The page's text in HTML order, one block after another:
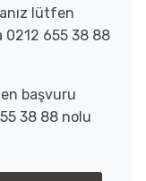
lütfen
655 38 88
başvuru
38 88 nolu